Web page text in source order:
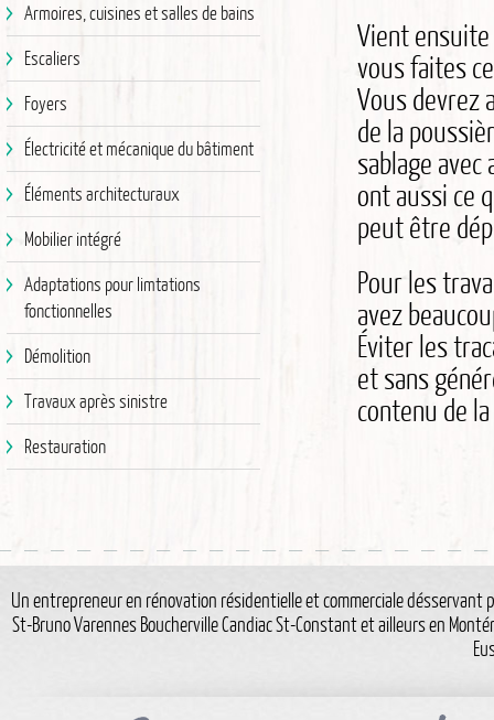
Armoires, cuisines et salles de bains
Escaliers
Foyers
Électricité et mécanique du bâtiment
Éléments architecturaux
Mobilier intégré
Adaptations pour limtations
fonctionnelles
Démolition
Travaux après sinistre
Restauration
Vient
vous faites
Vous devrez
de la
sablage
ont aussi ce
peut être
Pour les
avez
Éviter les
et sans
contenu de
Un entrepreneur en rénovation résidentielle et commerciale désservant
St-Bruno Varennes Boucherville Candiac St-Constant et ailleurs en